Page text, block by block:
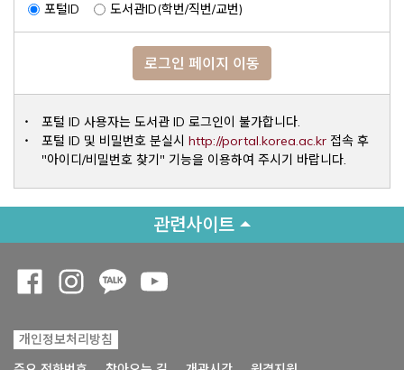
포털ID 도서관ID(학번/직번/교번)
로그인 페이지 이동
포털 ID 사용자는 도서관 ID 로그인이 불가합니다.
포털 ID 및 비밀번호 분실시 http://portal.korea.ac.krOpens a
접속 후
"아이디/비밀번호 찾기" 기능을 이용하여 주시기 바랍니다.
관련사이트
개인정보처리방침
Opens a new window
Opens a new window
Opens a new window